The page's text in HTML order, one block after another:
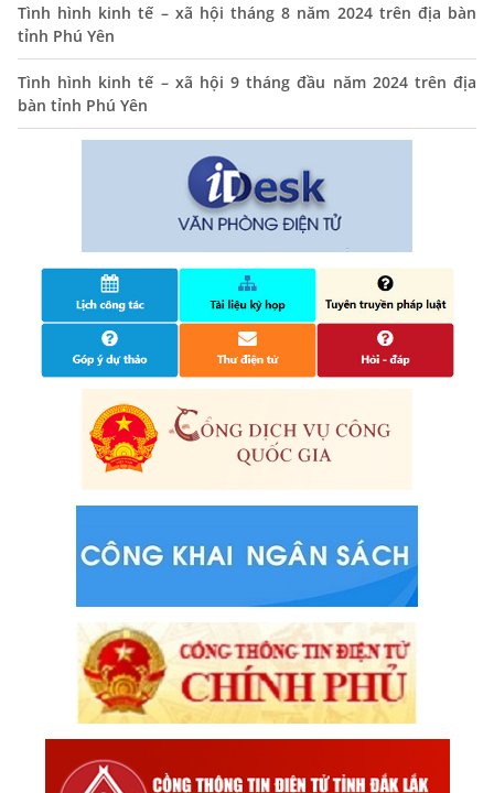
THÔNG BÁO Niêm yết danh mục dịch vụ công trực tuyến
toàn trình trên Hệ thống thông tin giải quyết thủ tục
hành chính tỉnh Phú Yên
14/10/2024
Quyết định công bố nhóm thủ tục hành chính liên thông
điện tử, khai sinh, cấp thẻ bảo hiểm y tế trẻ em dưới 6
tuổi, đăng ký tạm trú
25/06/2024
Tình hình kinh tế – xã hội tháng 8 năm 2024 trên địa bàn
tỉnh Phú Yên
Tình hình kinh tế – xã hội 9 tháng đầu năm 2024 trên địa
bàn tỉnh Phú Yên